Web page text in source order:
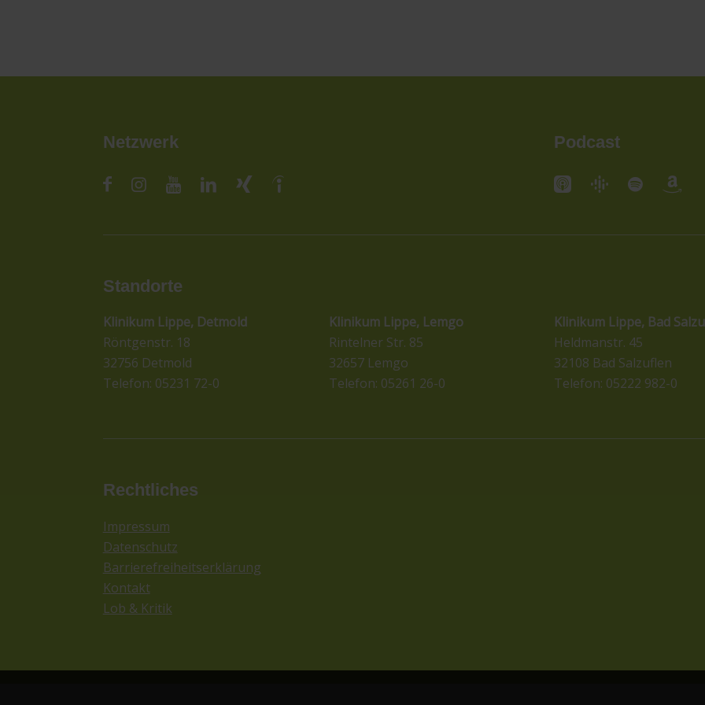
Netzwerk Podcast
Standorte
Klinikum Lippe, Detmold
Röntgenstr. 18
32756 Detmold
Telefon: 05231 72-0
Klinikum Lippe, Lemgo
Rintelner Str. 85
32657 Lemgo
Telefon: 05261 26-0
Klinikum Lippe, Bad
Heldmanstr. 45
32108 Bad Salzuflen
Telefon: 05222 982-0
Rechtliches
Impressum
Datenschutz
Barrierefreiheitserklärung
Kontakt
Lob & Kritik